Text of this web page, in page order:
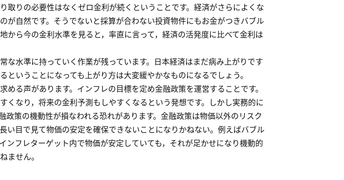
取りの必要性はなくゼロ金利が続くということです。経済がさらによくな
が自然です。そうでないと採算が合わない投資物件にもお金がつきバブル
から今の金利水準を見ると，率直に言って，経済の活発度に比べて金利は
な水準に持っていく作業が残っています。日本経済はまだ病み上がりです
ということになっても上がり方は大変緩やかなものになるでしょう。
る声があります。インフレの目標を定め金融政策を運営することです。
くなり，将来の金利予測もしやすくなるという発想です。しかし実務的に
政策の機動性が損なわれる恐れがあります。金融政策は物価以外のリスク
い目で見て物価の安定を確保できないことになりかねない。例えばバブル
ンフレターゲット内で物価が安定していても，それが足かせになり機動的
ません。